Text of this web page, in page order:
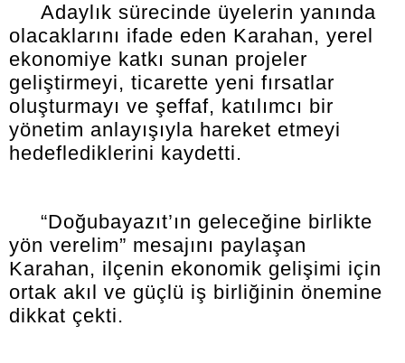
Adaylık sürecinde üyelerin yanında
olacaklarını ifade eden Karahan, yerel
ekonomiye katkı sunan projeler
geliştirmeyi, ticarette yeni fırsatlar
oluşturmayı ve şeffaf, katılımcı bir
yönetim anlayışıyla hareket etmeyi
hedeflediklerini kaydetti.
“Doğubayazıt’ın geleceğine birlikte
yön verelim” mesajını paylaşan
Karahan, ilçenin ekonomik gelişimi için
ortak akıl ve güçlü iş birliğinin önemine
dikkat çekti.